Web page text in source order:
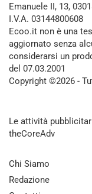
Emanuele II, 13,
I.V.A. 03144800608
Ecoo.it non è una
aggiornato senza
considerarsi un
del 07.03.2001
Copyright ©2026 -
Le attività
theCoreAdv
Chi Siamo
Redazione